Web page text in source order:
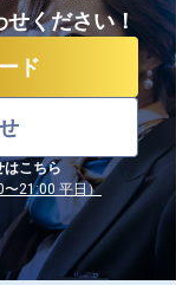
ください！
ド
はこちら
21:00 平日）